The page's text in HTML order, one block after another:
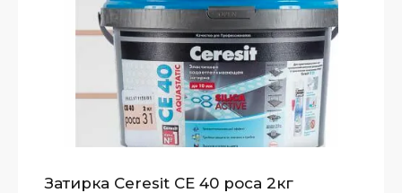
Затирка Ceresit СЕ 40 роса 2кг